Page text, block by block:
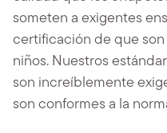
someten a exigentes
certificación de que
niños. Nuestros
son increíblemente
son conformes a la